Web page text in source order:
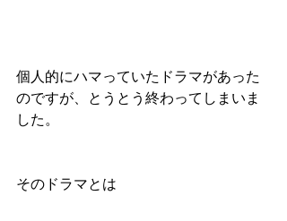
個人的にハマっていたドラマがあった
のですが、とうとう終わってしまいま
した。
そのドラマとは